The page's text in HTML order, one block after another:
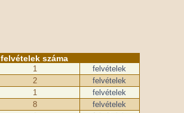
felvételek száma
1
felvételek
2
felvételek
1
felvételek
8
felvételek